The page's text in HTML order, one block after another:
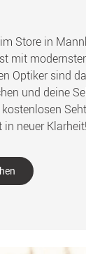
Store in
mit
Optiker sind
und deine
in neuer Klarheit!